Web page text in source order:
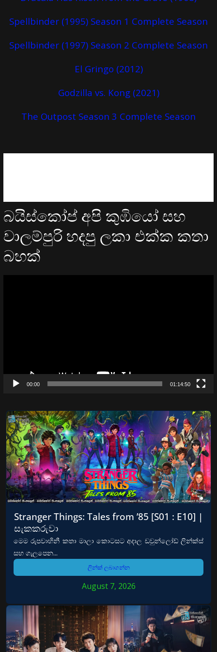
Spellbinder (1995) Season 1 Complete Season
Spellbinder (1997) Season 2 Complete Season
El Gringo (2012)
Godzilla vs. Kong (2021)
The Outpost Season 3 Complete Season
බයිස්කෝප් අපි කුඹියෝ සහ
වාලම්පුරි හදපු ලකා එක්ක කතා
බහක්
00:00 01:14:50
Stranger Things: Tales from ’85 [S01 : E10] |
සැකකරුවා
මෙම රුපවාහිනී කතා මාලා කොටසට අදාල ඩවුන්ලෝඩ් ලින්ක්ස්
සහ ගැලපෙන...
ලින්ක් ලබාගන්න
August 7, 2026